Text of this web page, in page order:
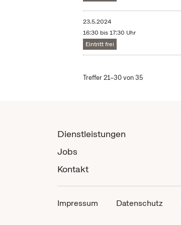
23.5.2024
16:30 bis 17:30 Uhr
Eintritt frei
Treffer 21–30 von 35
Dienstleistungen
Jobs
Kontakt
Impressum Datenschutz